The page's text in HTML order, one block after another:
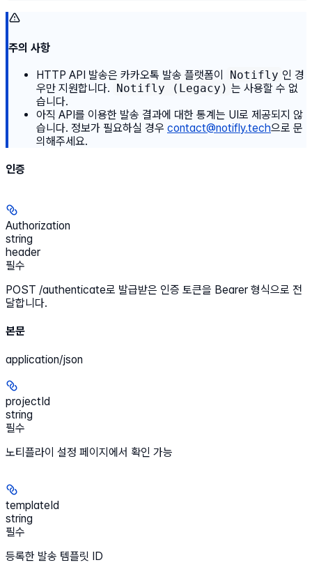
주의 사항
HTTP API 발송은 카카오톡 발송 플랫폼이 Notifly 인 경
우만 지원합니다. Notifly (Legacy) 는 사용할 수 없
습니다.
아직 API를 이용한 발송 결과에 대한 통계는 UI로 제공되지 않
습니다. 정보가 필요하실 경우 contact@notifly.tech으로 문
의해주세요.
인증
Authorization
string
header
필수
POST /authenticate로 발급받은 인증 토큰을 Bearer 형식으로 전
달합니다.
본문
application/json
projectId
string
필수
노티플라이 설정 페이지에서 확인 가능
templateId
string
필수
등록한 발송 템플릿 ID